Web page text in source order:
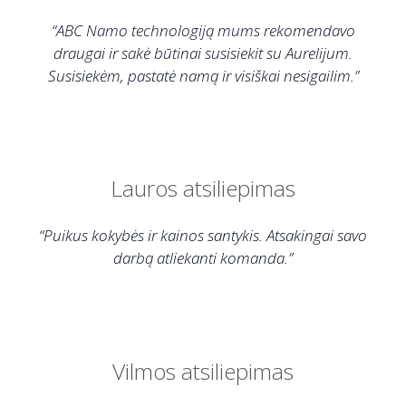
Lauros atsiliepimas
“Puikus kokybės ir kainos santykis. Atsakingai savo
darbą atliekanti komanda.”
“ABC Namo technologiją mums rekomendavo
draugai ir sakė būtinai susisiekit su Aurelijum.
Susisiekėm, pastatė namą ir visiškai nesigailim.”
Vilmos atsiliepimas